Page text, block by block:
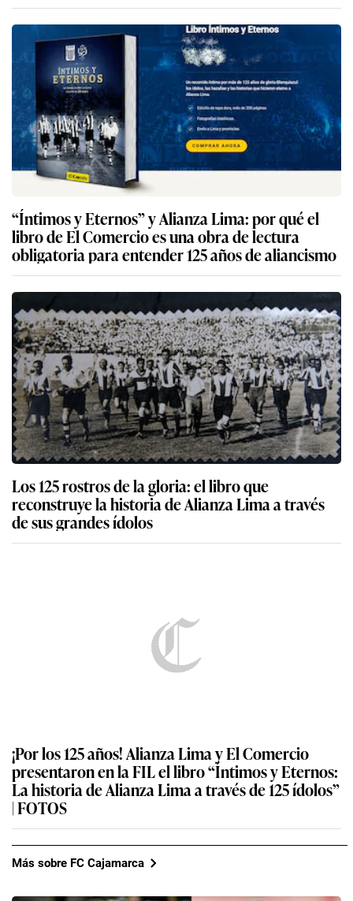
“Íntimos y Eternos” y Alianza Lima: por qué el
libro de El Comercio es una obra de lectura
obligatoria para entender 125 años de aliancismo
Los 125 rostros de la gloria: el libro que
reconstruye la historia de Alianza Lima a través
de sus grandes ídolos
¡Por los 125 años! Alianza Lima y El Comercio
presentaron en la FIL el libro “Íntimos y Eternos:
La historia de Alianza Lima a través de 125 ídolos”
| FOTOS
Más sobre FC Cajamarca